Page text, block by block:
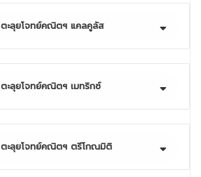
ตะลุยโจทย์คณิตฯ แคลคูลัส
ตะลุยโจทย์คณิตฯ เมทริกซ์
ตะลุยโจทย์คณิตฯ ตรีโกณมิติ